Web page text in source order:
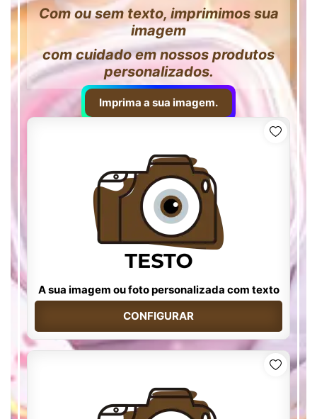
Com ou sem texto, imprimimos sua
imagem
com cuidado em nossos produtos
personalizados.
Imprima a sua imagem.
A sua imagem ou foto personalizada com texto
CONFIGURAR